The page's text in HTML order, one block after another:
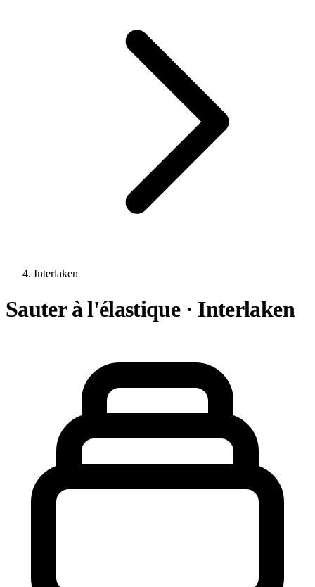
Interlaken
Sauter à l'élastique · Interlaken